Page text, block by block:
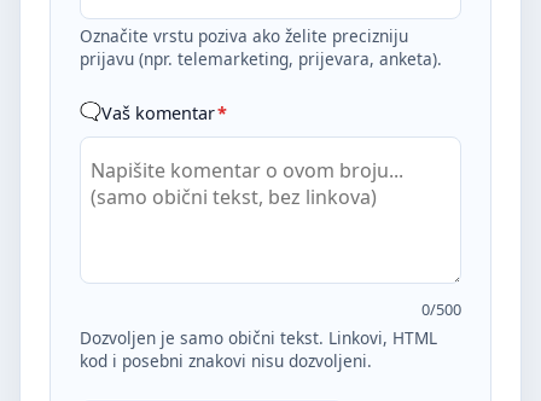
Označite vrstu poziva ako želite precizniju
prijavu (npr. telemarketing, prijevara, anketa).
Vaš komentar*
0/500
Dozvoljen je samo obični tekst. Linkovi, HTML
kod i posebni znakovi nisu dozvoljeni.